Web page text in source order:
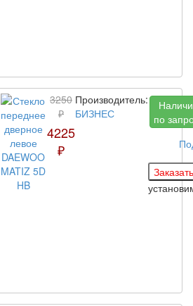
3250
₽
4225
₽
Производитель:
БИЗНЕС
по